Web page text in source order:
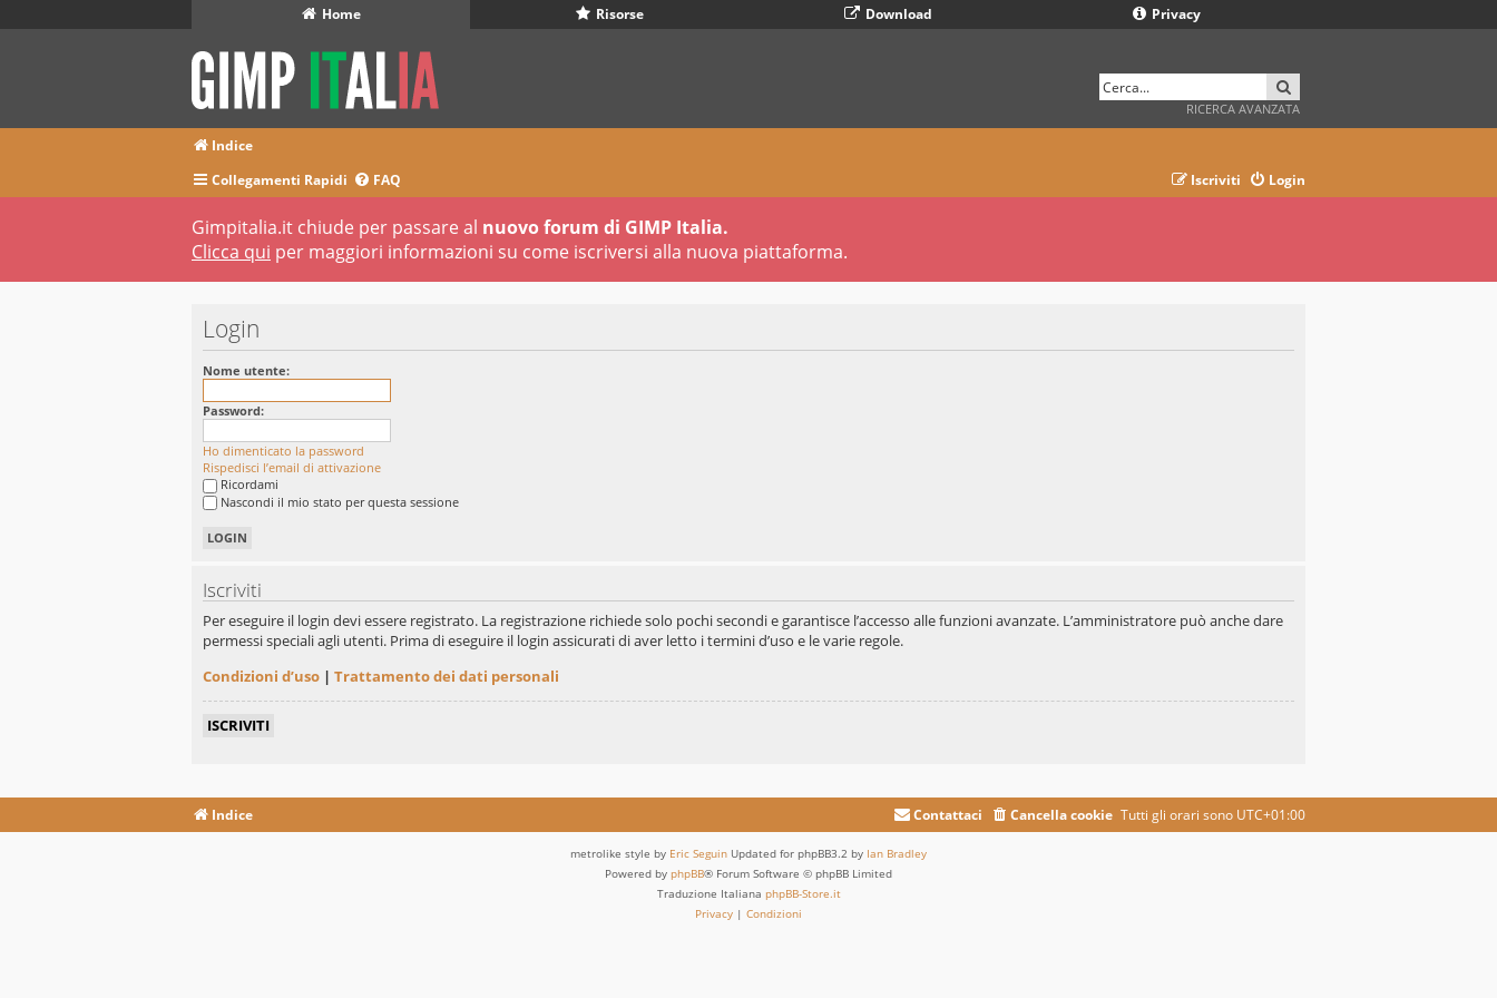
Home Risorse Download Privacy
RICERCA AVANZATA
Indice
Collegamenti Rapidi
FAQ Login
Iscriviti
Gimpitalia.it chiude per passare al nuovo forum di GIMP Italia.
Clicca qui per maggiori informazioni su come iscriversi alla nuova piattaforma.
Login
Nome utente:
Password:
Ho dimenticato la password
Rispedisci l’email di attivazione
Ricordami
Nascondi il mio stato per questa sessione
Iscriviti
Per eseguire il login devi essere registrato. La registrazione richiede solo pochi secondi e garantisce l’accesso alle funzioni avanzate. L’amministratore può anche dare
permessi speciali agli utenti. Prima di eseguire il login assicurati di aver letto i termini d’uso e le varie regole.
Condizioni d’uso | Trattamento dei dati personali
ISCRIVITI
Indice Tutti gli orari sono UTC+01:00
Cancella cookie
Contattaci
metrolike style by Eric Seguin Updated for phpBB3.2 by Ian Bradley
Powered by phpBB® Forum Software © phpBB Limited
Traduzione Italiana phpBB-Store.it
Privacy | Condizioni